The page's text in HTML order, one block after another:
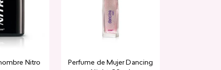
Nitro
Perfume de Mujer Dancing